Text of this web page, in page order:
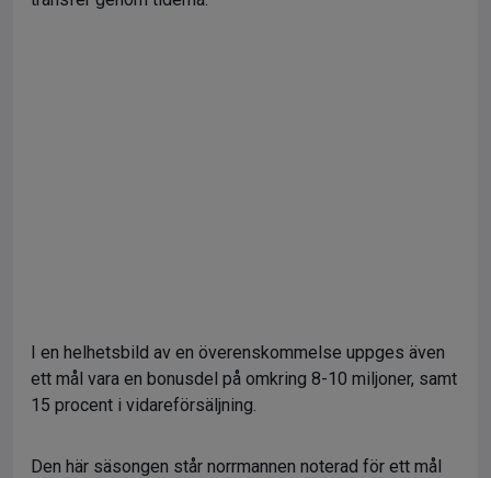
I en helhetsbild av en överenskommelse uppges även
ett mål vara en bonusdel på omkring 8-10 miljoner, samt
15 procent i vidareförsäljning.
Den här säsongen står norrmannen noterad för ett mål